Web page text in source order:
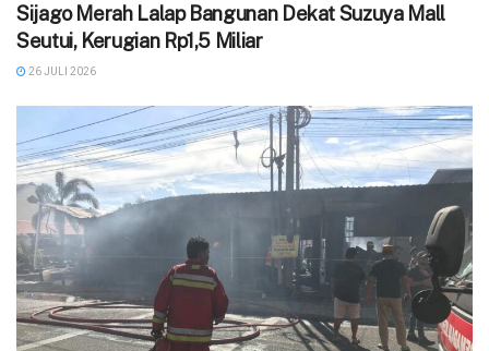
Sijago Merah Lalap Bangunan Dekat Suzuya Mall
Seutui, Kerugian Rp1,5 Miliar
26 JULI 2026